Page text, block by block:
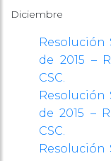
Diciembre
Resolución
de 2015 –
CSC.
Resolución
de 2015 –
CSC.
Resolución